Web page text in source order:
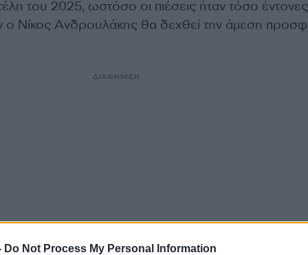
Do Not Process My Personal Information
του 2025, ωστόσο οι πιέσεις ήταν τόσο
ο Νίκος Ανδρουλάκης θα δεχθεί την άμεση
ΔΙΑΦΗΜΙΣΗ